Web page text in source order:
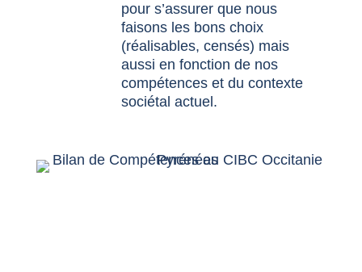
pour s’assurer que nous
faisons les bons choix
(réalisables, censés) mais
aussi en fonction de nos
compétences et du contexte
sociétal actuel.